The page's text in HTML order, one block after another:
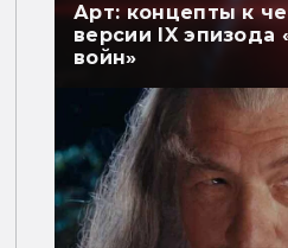
Арт: концепты к
версии IX эпизода
войн»